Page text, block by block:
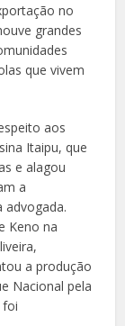
no
grandes
que vivem
aos
Itaipu, que
e alagou
a
advogada.
Keno na
a produção
Nacional pela
foi